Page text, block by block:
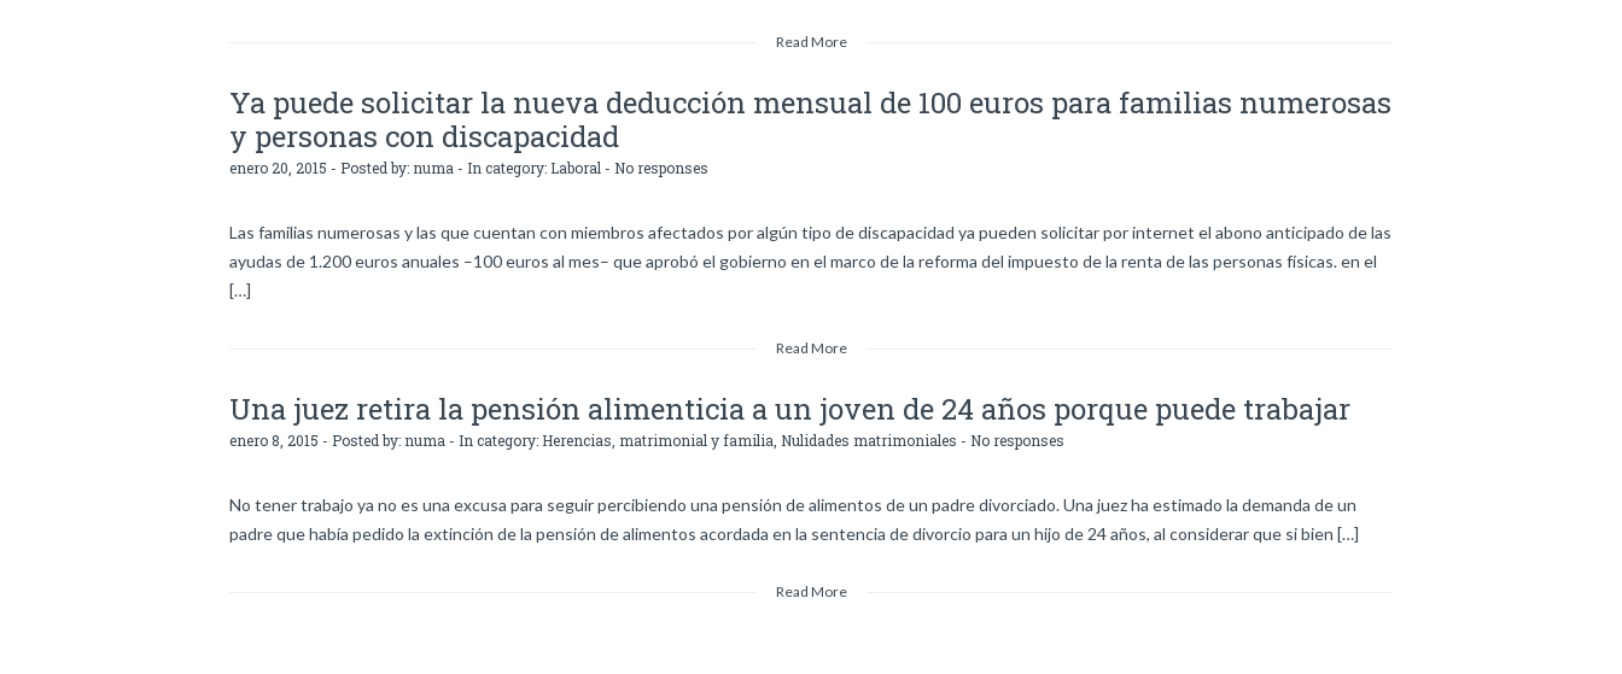
Read More
Ya puede solicitar la nueva deducción mensual de 100 euros para familias numerosas
y personas con discapacidad
enero 20, 2015 - Posted by: numa - In category: Laboral - No responses
Las familias numerosas y las que cuentan con miembros afectados por algún tipo de discapacidad ya pueden solicitar por internet el abono anticipado de las
ayudas de 1.200 euros anuales –100 euros al mes– que aprobó el gobierno en el marco de la reforma del impuesto de la renta de las personas físicas. en el
[…]
Read More
Una juez retira la pensión alimenticia a un joven de 24 años porque puede trabajar
enero 8, 2015 - Posted by: numa - In category: Herencias, matrimonial y familia Nulidades matrimoniales - No responses
No tener trabajo ya no es una excusa para seguir percibiendo una pensión de alimentos de un padre divorciado. Una juez ha estimado la demanda de un
padre que había pedido la extinción de la pensión de alimentos acordada en la sentencia de divorcio para un hijo de 24 años, al considerar que si bien […]
Read More